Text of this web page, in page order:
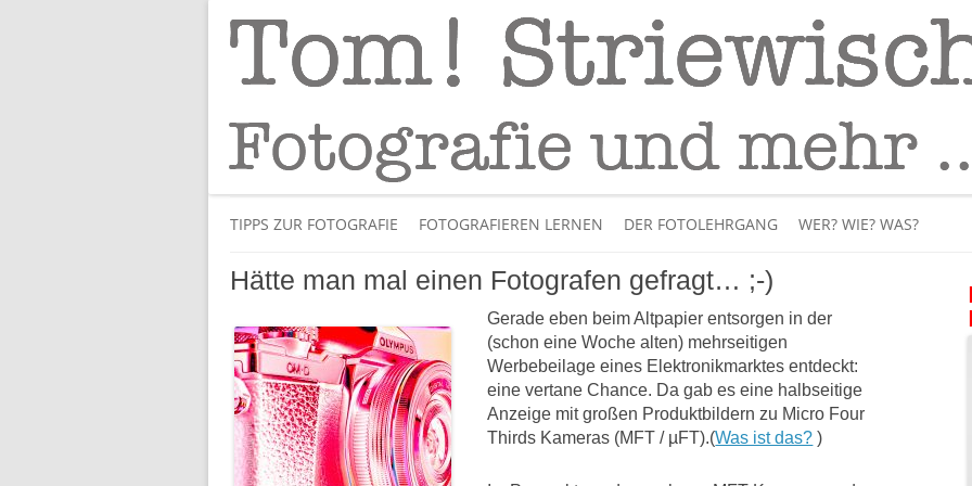
Tom! Striewisch – Fotografieren lernen
Tipps und Tricks und Meinungen zur Fotografie
to
TIPPS ZUR FOTOGRAFIE FOTOGRAFIEREN LERNEN DER FOTOLEHRGANG WER? WIE? WAS?
BÜCHER
PANORAMAFOTOGRAFIE
VIDEOS UND LEHRFILME
Hätte man mal einen Fotografen gefragt… ;-)
Gerade eben beim Altpapier entsorgen in der
(schon eine Woche alten) mehrseitigen
Werbebeilage eines Elektronikmarktes entdeckt:
eine vertane Chance. Da gab es eine halbseitige
Anzeige mit großen Produktbildern zu Micro Four
Thirds Kameras (MFT / µFT).(Was ist das? )